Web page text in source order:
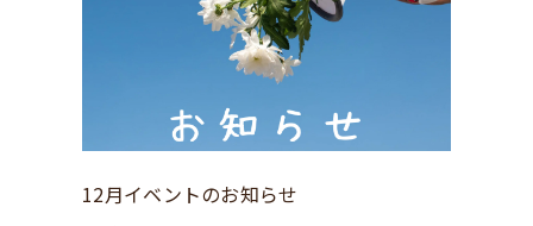
12月イベントのお知らせ